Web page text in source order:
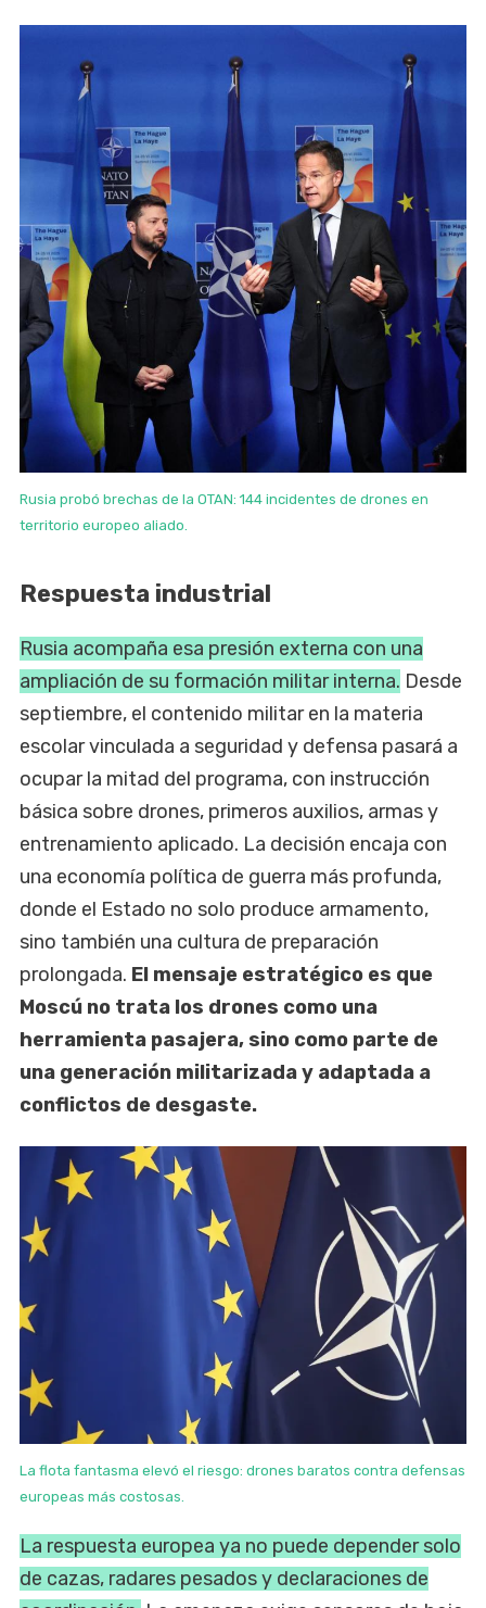
Rusia probó brechas de la OTAN: 144 incidentes de drones en
territorio europeo aliado.
Respuesta industrial
Rusia acompaña esa presión externa con una
ampliación de su formación militar interna. Desde
septiembre, el contenido militar en la materia
escolar vinculada a seguridad y defensa pasará a
ocupar la mitad del programa, con instrucción
básica sobre drones, primeros auxilios, armas y
entrenamiento aplicado. La decisión encaja con
una economía política de guerra más profunda,
donde el Estado no solo produce armamento,
sino también una cultura de preparación
prolongada. El mensaje estratégico es que
Moscú no trata los drones como una
herramienta pasajera, sino como parte de
una generación militarizada y adaptada a
conflictos de desgaste.
La flota fantasma elevó el riesgo: drones baratos contra defensas
europeas más costosas.
La respuesta europea ya no puede depender solo
de cazas, radares pesados y declaraciones de